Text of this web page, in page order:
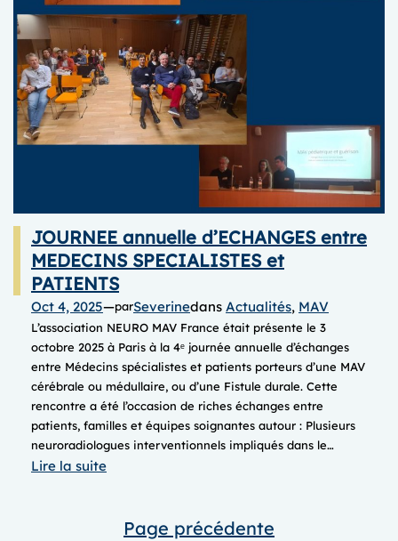
atteints
d’une
malformation
vasculaire
rare
JOURNEE annuelle d’ECHANGES entre
MEDECINS SPECIALISTES et
PATIENTS
Oct 4, 2025—parSeverinedans Actualités, MAV
L’association NEURO MAV France était présente le 3
octobre 2025 à Paris à la 4ᵉ journée annuelle d’échanges
entre Médecins spécialistes et patients porteurs d’une MAV
cérébrale ou médullaire, ou d’une Fistule durale. Cette
rencontre a été l’occasion de riches échanges entre
patients, familles et équipes soignantes autour : Plusieurs
neuroradiologues interventionnels impliqués dans le…
Lire la suite:
d’ECHANGES
Page précédente